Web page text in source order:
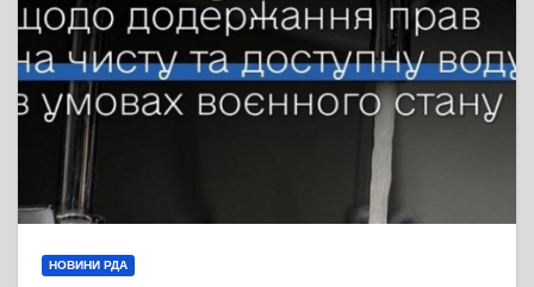
НОВИНИ РДА